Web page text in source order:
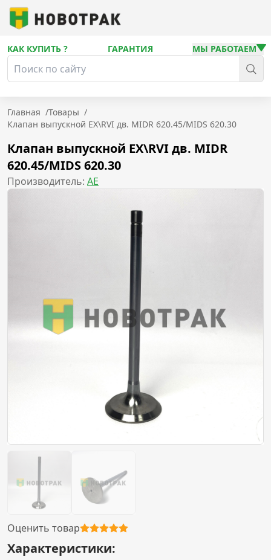
КАК КУПИТЬ ? ГАРАНТИЯ МЫ РАБОТАЕМ
Главная /Товары /
Клапан выпускной EX\RVI дв. MIDR 620.45/MIDS 620.30
Клапан выпускной EX\RVI дв. MIDR
620.45/MIDS 620.30
Производитель: AE
Оценить товар
Характеристики: